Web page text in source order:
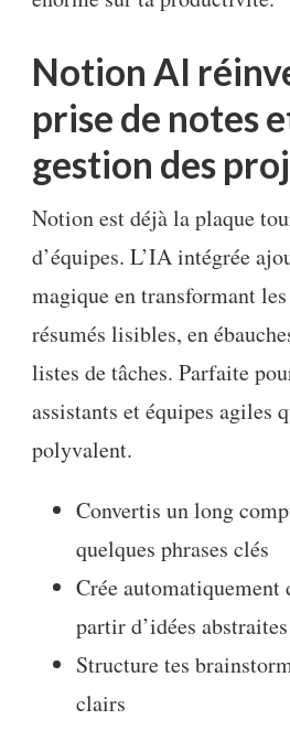
Notion AI
prise de notes
gestion des
Notion est déjà la plaque
d’équipes. L’IA intégrée
magique en transformant
résumés lisibles, en
listes de tâches. Parfaite
assistants et équipes agiles
polyvalent.
Convertis un long
quelques phrases clés
Crée automatiquement
partir d’idées abstraites
Structure tes
clairs